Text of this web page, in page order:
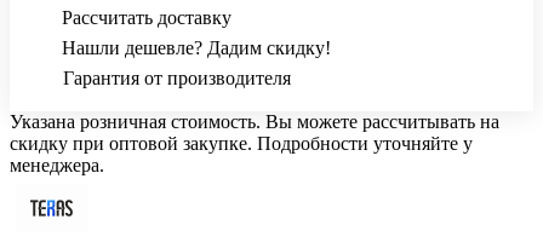
Рассчитать доставку
Нашли дешевле? Дадим скидку!
Гарантия от производителя
Указана розничная стоимость. Вы можете рассчитывать на
скидку при оптовой закупке. Подробности уточняйте у
менеджера.